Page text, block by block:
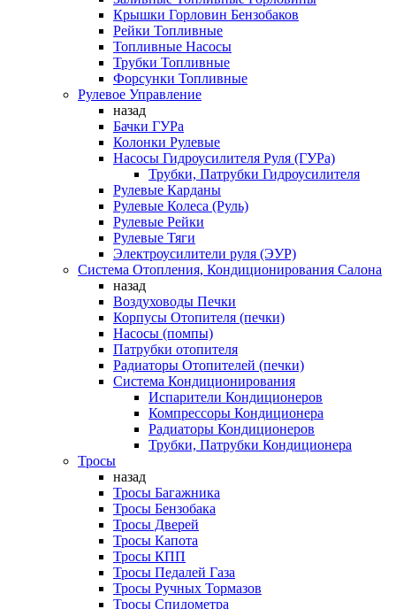
Крышки Горловин Бензобаков
Рейки Топливные
Топливные Насосы
Трубки Топливные
Форсунки Топливные
Рулевое Управление
назад
Бачки ГУРа
Колонки Рулевые
Насосы Гидроусилителя Руля (ГУРа)
Трубки, Патрубки Гидроусилителя
Рулевые Карданы
Рулевые Колеса (Руль)
Рулевые Рейки
Рулевые Тяги
Электроусилители руля (ЭУР)
Система Отопления, Кондиционирования Салона
назад
Воздуховоды Печки
Корпусы Отопителя (печки)
Насосы (помпы)
Патрубки отопителя
Радиаторы Отопителей (печки)
Система Кондиционирования
Испарители Кондиционеров
Компрессоры Кондиционера
Радиаторы Кондиционеров
Трубки, Патрубки Кондиционера
Тросы
назад
Тросы Багажника
Тросы Бензобака
Тросы Дверей
Тросы Капота
Тросы КПП
Тросы Педалей Газа
Тросы Ручных Тормазов
Тросы Спидометра